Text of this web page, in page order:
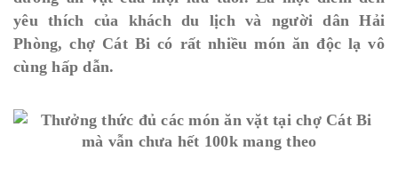
yêu thích của khách du lịch và người dân Hải
Phòng, chợ Cát Bi có rất nhiều món ăn độc lạ vô
cùng hấp dẫn.